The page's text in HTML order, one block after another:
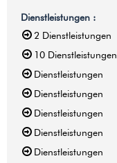
Dienstleistungen :
2 Dienstleistungen
10 Dienstleistungen
Dienstleistungen
Dienstleistungen
Dienstleistungen
Dienstleistungen
Dienstleistungen